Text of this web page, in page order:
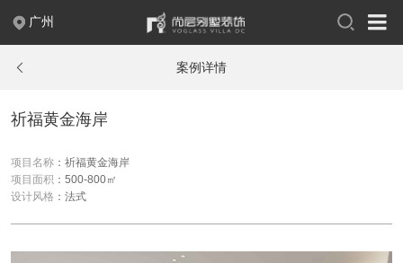
广州
关于尚层
企业新闻
案例详情
祈福黄金海岸
项目名称 ：祈福黄金海岸
项目面积 ：500-800㎡
设计风格 ：法式